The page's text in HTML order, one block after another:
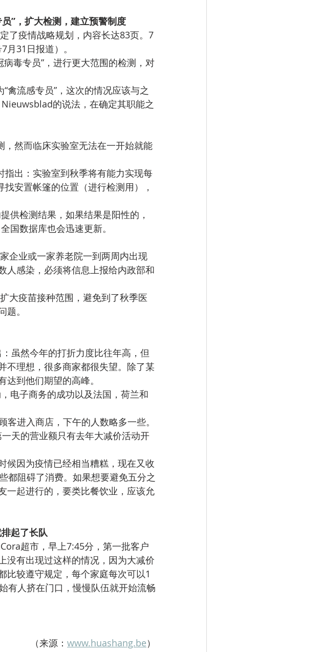
”，扩大检测，建立预警制度
了疫情战略规划，内容长达83页。7
31日报道）。
毒专员”，进行更大范围的检测，对
禽流感专员”，这次的情况应该与之
的说法，在确定其职能之
然而临床实验室无法在一开始就能
出：实验室到秋季将有能力实现每
安置帐篷的位置（进行检测用），
供检测结果，如果结果是阳性的，
国数据库也会迅速更新。
企业或一家养老院一到两周内出现
人感染，必须将信息上报给内政部和
大疫苗接种范围，避免到了秋季医
。
虽然今年的打折力度比往年高，但
不理想，很多商家都很失望。除了某
到他们期望的高峰。
电子商务的成功以及法国，荷兰和
进入商店，下午的人数略多一些。
天的营业额只有去年大减价活动开
因为疫情已经相当糟糕，现在又收
都阻碍了消费。如果想要避免五分之
一起进行的，要类比餐饮业，应该允
起了长队
超市，早上7:45分，第一批客户
没有出现过这样的情况，因为大减价
比较遵守规定，每个家庭每次可以1
有人挤在门口，慢慢队伍就开始流畅
（来源： www.huashang.be）